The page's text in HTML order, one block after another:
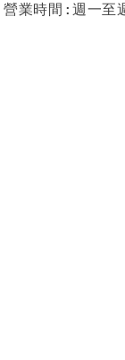
營業時間:週一